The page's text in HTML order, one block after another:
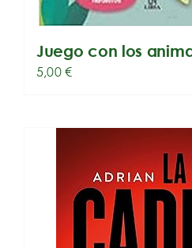
Juego con los
5,00€